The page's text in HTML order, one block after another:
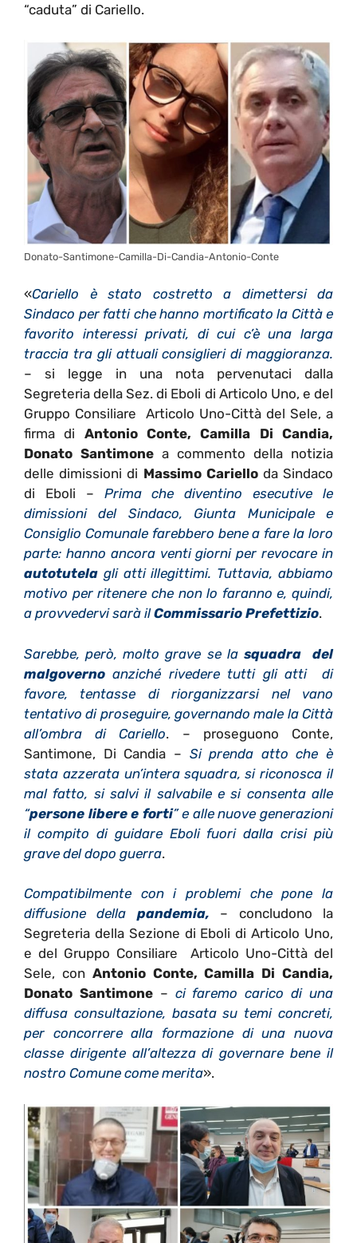
“caduta” di Cariello.
Donato-Santimone-Camilla-Di-Candia-Antonio-Conte
«Cariello è stato costretto a dimettersi da
Sindaco per fatti che hanno mortificato la Città e
favorito interessi privati, di cui c’è una larga
traccia tra gli attuali consiglieri di maggioranza.
– si legge in una nota pervenutaci dalla
Segreteria della Sez. di Eboli di Articolo Uno, e del
Gruppo Consiliare Articolo Uno-Città del Sele, a
firma di Antonio Conte, Camilla Di Candia,
Donato Santimone a commento della notizia
delle dimissioni di Massimo Carielloda Sindaco
di Eboli – Prima che diventino esecutive le
dimissioni del Sindaco, Giunta Municipale e
Consiglio Comunale farebbero bene a fare la loro
parte: hanno ancora venti giorni per revocare in
autotutela gli atti illegittimi. Tuttavia, abbiamo
motivo per ritenere che non lo faranno e, quindi,
a provvedervi sarà ilCommissario Prefettizio.
Sarebbe, però, molto grave se la squadra del
malgoverno anziché rivedere tutti gli atti di
favore, tentasse di riorganizzarsi nel vano
tentativo di proseguire, governando male la Città
all’ombra di Cariello. – proseguono Conte,
Santimone, Di Candia – Si prenda atto che è
stata azzerata un’intera squadra, si riconosca il
mal fatto, si salvi il salvabile e si consenta alle
“persone libere e forti” e alle nuove generazioni
il compito di guidare Eboli fuori dalla crisi più
grave del dopo guerra.
Compatibilmente con i problemi che pone la
diffusione della pandemia, – concludono la
Segreteria della Sezione di Eboli di Articolo Uno,
e del Gruppo Consiliare Articolo Uno-Città del
Sele, con Antonio Conte, Camilla Di Candia,
Donato Santimone– ci faremo carico di una
diffusa consultazione, basata su temi concreti,
per concorrere alla formazione di una nuova
classe dirigente all’altezza di governare bene il
nostro Comune come merita».